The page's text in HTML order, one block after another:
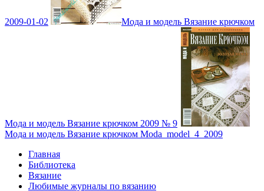
2009-01-02 Мода и модель Вязание крючком
Мода и модель Вязание крючком 2009 № 9
Мода и модель Вязание крючком Moda_model_4_2009
Главная
Библиотека
Вязание
Любимые журналы по вязанию